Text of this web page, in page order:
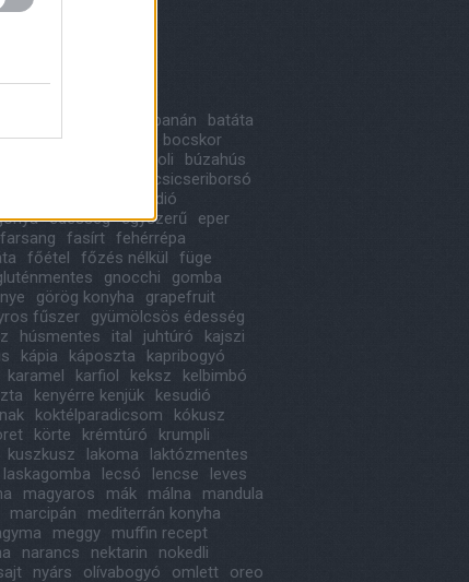
banán
batáta
birs
bocskor
brokkoli
búzahús
csicseriborsó
dió
édesség egyszerű
eper
farsang fasírt fehérrépa
főétel főzés nélkül
füge
gnocchi
gomba
görög konyha
grapefruit
fűszer
gyümölcsös édesség
húsmentes ital juhtúró
kajszi
kápia káposzta
kapribogyó
karamel karfiol keksz
kelbimbó
kenyérre kenjük
kesudió
koktélparadicsom
kókusz
körte krémtúró
krumpli
kuszkusz lakoma
laktózmentes
laskagomba lecsó lencse
leves
magyaros mák málna
mandula
marcipán
mediterrán konyha
meggy
muffin recept
narancs nektarin
nokedli
nyárs olívabogyó omlett
oreo